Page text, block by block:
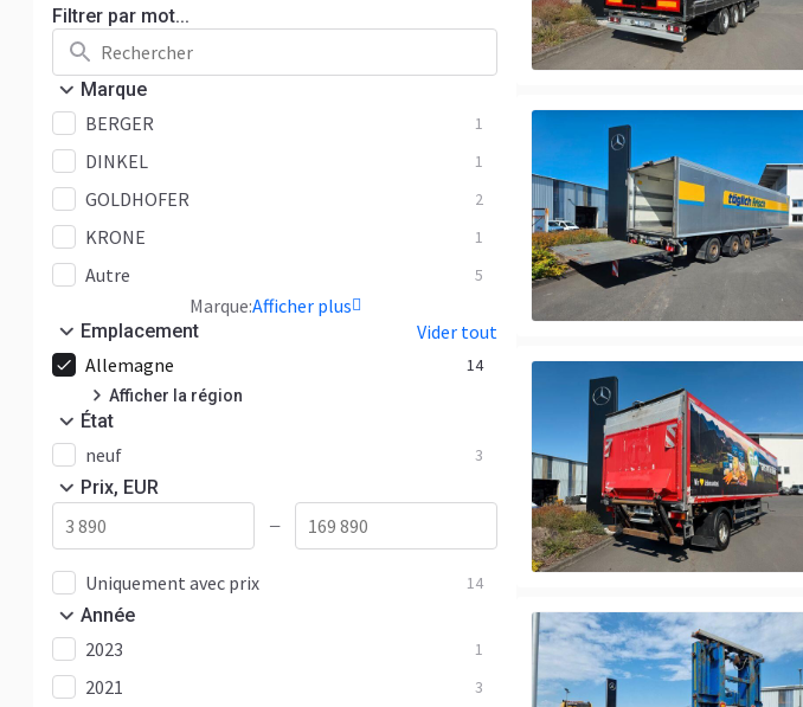
Filtrer par mot...
Marque
BERGER 1
DINKEL 1
GOLDHOFER 2
KRONE 1
Autre 5
Marque:Afficher plus
Emplacement
Vider tout
Allemagne
14
Afficher la région
État
neuf 3
Prix, EUR
—
Uniquement avec prix 14
Année
2023 1
2021 3